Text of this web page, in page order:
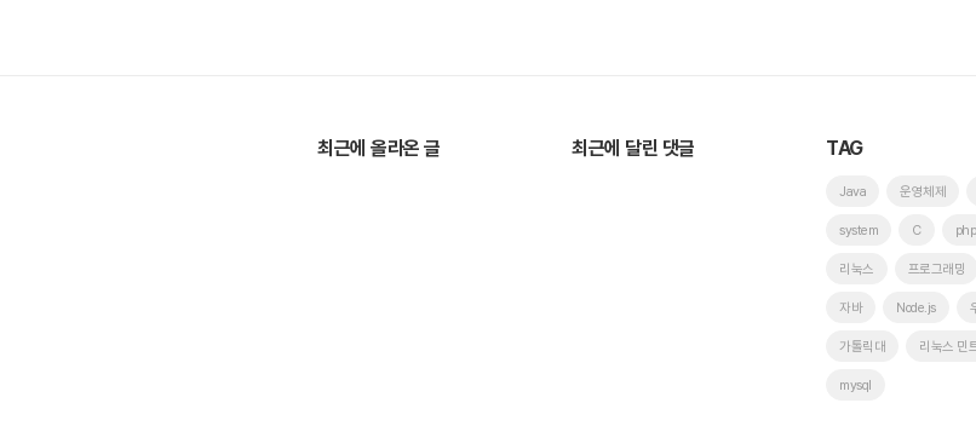
최근에 올라온 글 최근에 달린 댓글 TAG
Java 운영체제
system C php
리눅스 프로그래밍
자바 Node.js
가톨릭대 리눅스 민
mysql